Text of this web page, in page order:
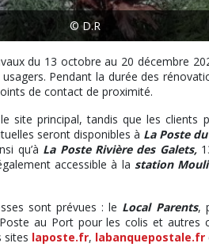
© D.R
du 13 octobre au 20 décembre
Pendant la durée des
de contact de proximité.
site principal, tandis que les clients
seront disponibles à La Poste
qu’à La Poste Rivière des Galets,
accessible à la station
sont prévues : le Local Parents,
au Port pour les colis et autres
sites laposte.fr, labanquepostale.fr